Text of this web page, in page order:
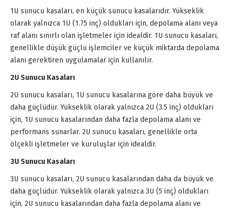
1U sunucu kasaları, en küçük sunucu kasalarıdır. Yükseklik
olarak yalnızca 1U (1.75 inç) oldukları için, depolama alanı veya
raf alanı sınırlı olan işletmeler için idealdir. 1U sunucu kasaları,
genellikle düşük güçlü işlemciler ve küçük miktarda depolama
alanı gerektiren uygulamalar için kullanılır.
2U Sunucu Kasaları
2U sunucu kasaları, 1U sunucu kasalarına göre daha büyük ve
daha güçlüdür. Yükseklik olarak yalnızca 2U (3.5 inç) oldukları
için, 1U sunucu kasalarından daha fazla depolama alanı ve
performans sunarlar. 2U sunucu kasaları, genellikle orta
ölçekli işletmeler ve kuruluşlar için idealdir.
3U Sunucu Kasaları
3U sunucu kasaları, 2U sunucu kasalarından daha da büyük ve
daha güçlüdür. Yükseklik olarak yalnızca 3U (5 inç) oldukları
için, 2U sunucu kasalarından daha fazla depolama alanı ve